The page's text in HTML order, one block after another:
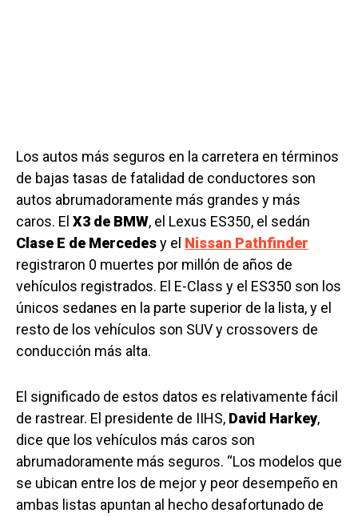
Los autos más seguros en la carretera en términos
de bajas tasas de fatalidad de conductores son
autos abrumadoramente más grandes y más
caros. El X3 de BMW, el Lexus ES350, el sedán
Clase E de Mercedesy el Nissan Pathfinder
registraron 0 muertes por millón de años de
vehículos registrados. El E-Class y el ES350 son los
únicos sedanes en la parte superior de la lista, y el
resto de los vehículos son SUV y crossovers de
conducción más alta.
El significado de estos datos es relativamente fácil
de rastrear. El presidente de IIHS, David Harkey,
dice que los vehículos más caros son
abrumadoramente más seguros. “Los modelos que
se ubican entre los de mejor y peor desempeño en
ambas listas apuntan al hecho desafortunado de